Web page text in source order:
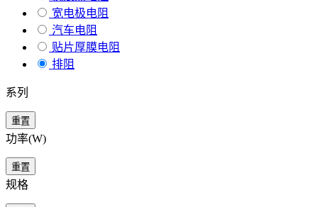
宽电极电阻
汽车电阻
贴片厚膜电阻
排阻
系列
重置
功率(W)
重置
规格